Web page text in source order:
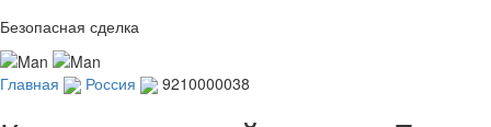
Безопасная сделка
Главная Россия 9210000038